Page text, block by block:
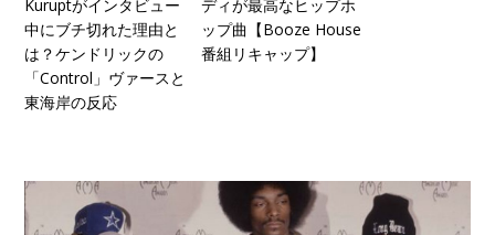
Kuruptがインタビュー
中にブチ切れた理由と
は？ケンドリックの
「Control」ヴァースと
東海岸の反応
ディが最高なヒップホ
ップ曲【Booze House
番組リキャップ】